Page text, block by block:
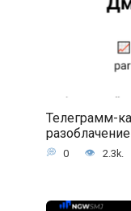
Телеграмм-
0 2.3k.